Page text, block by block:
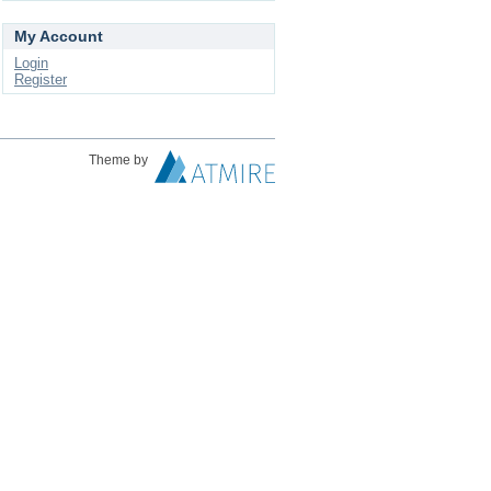
My Account
Login
Register
Theme by